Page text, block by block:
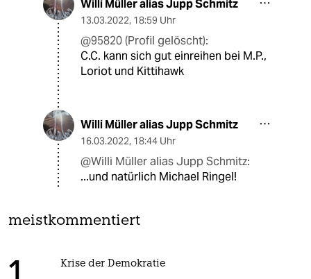
Willi Müller alias Jupp Schmitz
13.03.2022, 18:59 Uhr
@95820 (Profil gelöscht):
C.C. kann sich gut einreihen bei M.P.,
Loriot und Kittihawk
Willi Müller alias Jupp Schmitz
16.03.2022, 18:44 Uhr
@Willi Müller alias Jupp Schmitz:
...und natürlich Michael Ringel!
meistkommentiert
Krise der Demokratie